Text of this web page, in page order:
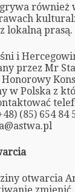
również
lokalną prasą.
i
przez Mr
w Polska z
(85) 654 84
otwarcia